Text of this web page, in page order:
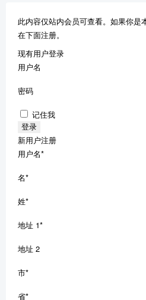
此内容仅站内会员可查看。如果你是
在下面注册。
现有用户登录
用户名
密码
记住我
新用户注册
用户名*
名*
姓*
地址 1*
地址 2
市*
省*